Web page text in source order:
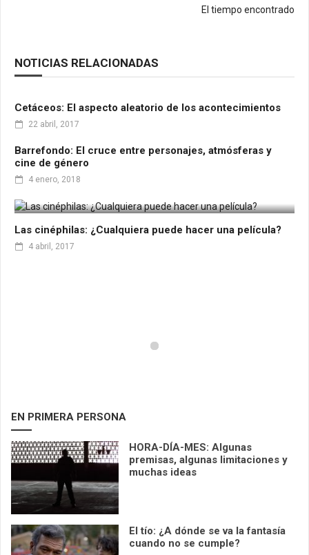
El tiempo encontrado
NOTICIAS RELACIONADAS
Cetáceos: El aspecto aleatorio de los acontecimientos
22 abril, 2017
Barrefondo: El cruce entre personajes, atmósferas y
cine de género
4 enero, 2018
Las cinéphilas: ¿Cualquiera puede hacer una película?
4 abril, 2017
EN PRIMERA PERSONA
HORA-DÍA-MES: Algunas
premisas, algunas limitaciones y
muchas ideas
El tío: ¿A dónde se va la fantasía
cuando no se cumple?